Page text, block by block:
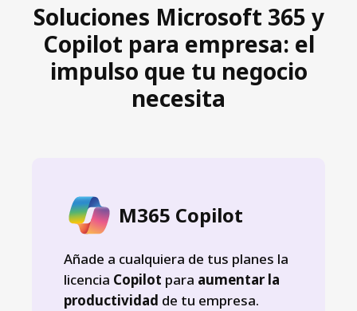
Soluciones Microsoft 365 y
Copilot para empresa: el
impulso que tu negocio
necesita
M365 Copilot
Añade a cualquiera de tus planes la
licencia Copilot para aumentar la
productividad de tu empresa.